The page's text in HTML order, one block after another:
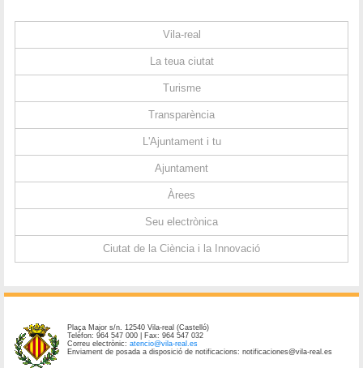
Vila-real
La teua ciutat
Turisme
Transparència
L'Ajuntament i tu
Ajuntament
Àrees
Seu electrònica
Ciutat de la Ciència i la Innovació
Plaça Major s/n. 12540 Vila-real (Castelló)
Telèfon: 964 547 000 | Fax: 964 547 032
Correu electrònic:atencio@vila-real.es
Enviament de posada a disposició de notificacions: notificaciones@vila-real.es